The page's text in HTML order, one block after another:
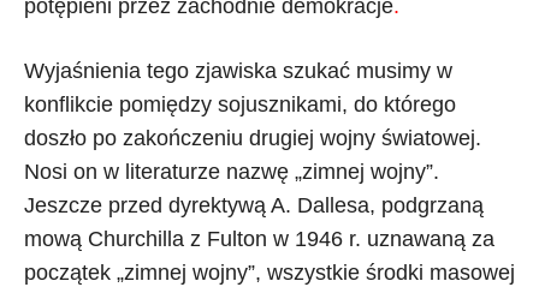
potępieni przez zachodnie demokracje.
Wyjaśnienia tego zjawiska szukać musimy w
konflikcie pomiędzy sojusznikami, do którego
doszło po zakończeniu drugiej wojny światowej.
Nosi on w literaturze nazwę „zimnej wojny”.
Jeszcze przed dyrektywą A. Dallesa, podgrzaną
mową Churchilla z Fulton w 1946 r. uznawaną za
początek „zimnej wojny”, wszystkie środki masowej